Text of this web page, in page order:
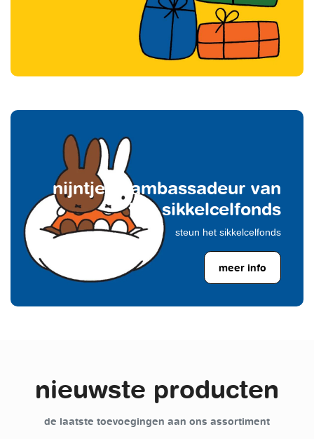
nijntje is ambassadeur van
het sikkelcelfonds
steun het sikkelcelfonds
meer info
nieuwste producten
de laatste toevoegingen aan ons assortiment